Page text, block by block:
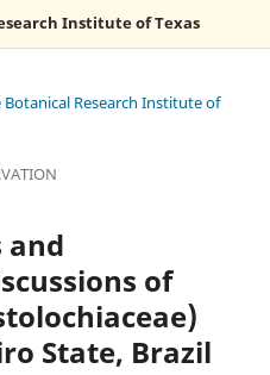
Institute of Texas
Research Institute of
and
of
State, Brazil